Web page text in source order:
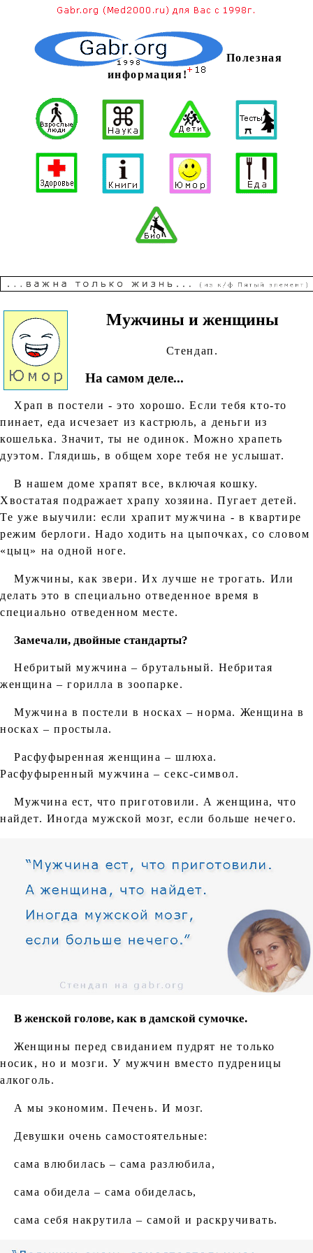
Полезная
информация!
Мужчины и женщины
Стендап.
На самом деле...
Храп в постели - это хорошо. Если тебя кто-то
пинает, еда исчезает из кастрюль, а деньги из
кошелька. Значит, ты не одинок. Можно храпеть
дуэтом. Глядишь, в общем хоре тебя не услышат.
В нашем доме храпят все, включая кошку.
Хвостатая подражает храпу хозяина. Пугает детей.
Те уже выучили: если храпит мужчина - в квартире
режим берлоги. Надо ходить на цыпочках, со словом
«цыц» на одной ноге.
Мужчины, как звери. Их лучше не трогать. Или
делать это в специально отведенное время в
специально отведенном месте.
Замечали, двойные стандарты?
Небритый мужчина – брутальный. Небритая
женщина – горилла в зоопарке.
Мужчина в постели в носках – норма. Женщина в
носках – простыла.
Расфуфыренная женщина – шлюха.
Расфуфыренный мужчина – секс-символ.
Мужчина ест, что приготовили. А женщина, что
найдет. Иногда мужской мозг, если больше нечего.
В женской голове, как в дамской сумочке.
Женщины перед свиданием пудрят не только
носик, но и мозги. У мужчин вместо пудреницы
алкоголь.
А мы экономим. Печень. И мозг.
Девушки очень самостоятельные:
сама влюбилась – сама разлюбила,
сама обидела – сама обиделась,
сама себя накрутила – самой и раскручивать.